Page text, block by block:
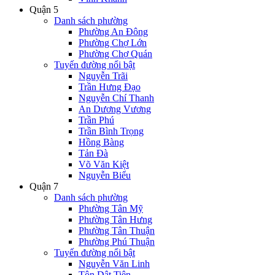
Quận 5
Danh sách phường
Phường An Đông
Phường Chợ Lớn
Phường Chợ Quán
Tuyến đường nổi bật
Nguyễn Trãi
Trần Hưng Đạo
Nguyễn Chí Thanh
An Dương Vương
Trần Phú
Trần Bình Trọng
Hồng Bàng
Tản Đà
Võ Văn Kiệt
Nguyễn Biểu
Quận 7
Danh sách phường
Phường Tân Mỹ
Phường Tân Hưng
Phường Tân Thuận
Phường Phú Thuận
Tuyến đường nổi bật
Nguyễn Văn Linh